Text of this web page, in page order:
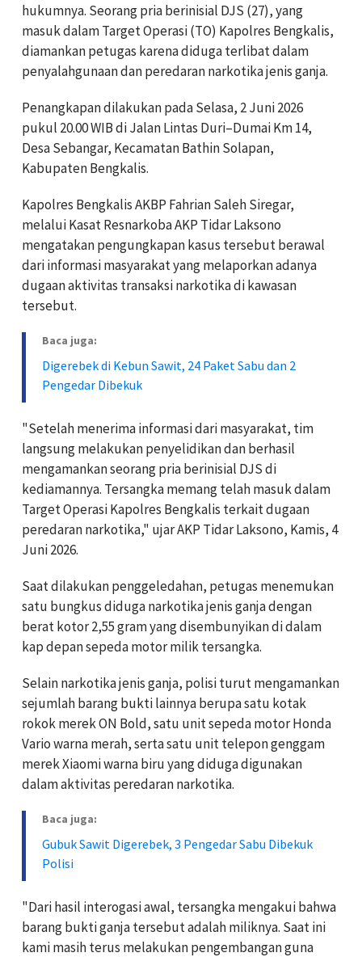
hukumnya. Seorang pria berinisial DJS (27), yang
masuk dalam Target Operasi (TO) Kapolres Bengkalis,
diamankan petugas karena diduga terlibat dalam
penyalahgunaan dan peredaran narkotika jenis ganja.
Penangkapan dilakukan pada Selasa, 2 Juni 2026
pukul 20.00 WIB di Jalan Lintas Duri–Dumai Km 14,
Desa Sebangar, Kecamatan Bathin Solapan,
Kabupaten Bengkalis.
Kapolres Bengkalis AKBP Fahrian Saleh Siregar,
melalui Kasat Resnarkoba AKP Tidar Laksono
mengatakan pengungkapan kasus tersebut berawal
dari informasi masyarakat yang melaporkan adanya
dugaan aktivitas transaksi narkotika di kawasan
tersebut.
Baca juga:
Digerebek di Kebun Sawit, 24 Paket Sabu dan 2
Pengedar Dibekuk
"Setelah menerima informasi dari masyarakat, tim
langsung melakukan penyelidikan dan berhasil
mengamankan seorang pria berinisial DJS di
kediamannya. Tersangka memang telah masuk dalam
Target Operasi Kapolres Bengkalis terkait dugaan
peredaran narkotika," ujar AKP Tidar Laksono, Kamis, 4
Juni 2026.
Saat dilakukan penggeledahan, petugas menemukan
satu bungkus diduga narkotika jenis ganja dengan
berat kotor 2,55 gram yang disembunyikan di dalam
kap depan sepeda motor milik tersangka.
Selain narkotika jenis ganja, polisi turut mengamankan
sejumlah barang bukti lainnya berupa satu kotak
rokok merek ON Bold, satu unit sepeda motor Honda
Vario warna merah, serta satu unit telepon genggam
merek Xiaomi warna biru yang diduga digunakan
dalam aktivitas peredaran narkotika.
Baca juga:
Gubuk Sawit Digerebek, 3 Pengedar Sabu Dibekuk
Polisi
"Dari hasil interogasi awal, tersangka mengakui bahwa
barang bukti ganja tersebut adalah miliknya. Saat ini
kami masih terus melakukan pengembangan guna